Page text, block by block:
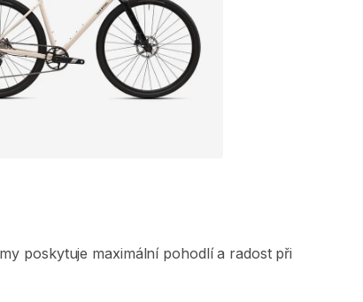
poskytuje maximální pohodlí a radost při